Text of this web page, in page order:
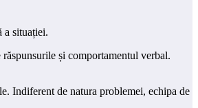
a situației.
și comportamentul verbal.
Indiferent de natura problemei, echipa de